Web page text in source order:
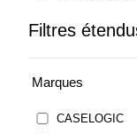
Filtres
Marques
CASELOGIC